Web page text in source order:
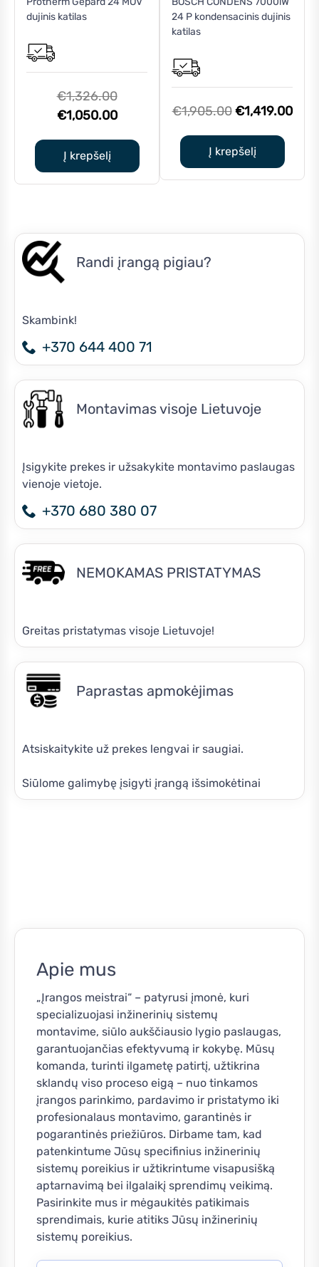
dujinis katilas
€1,326.00Original
price
€1,050.00Current
€1,050.00.
Į krepšelį
24 P kondensacinis dujinis
katilas
€1,905.00 Original
was:
€1,905.00.
€1,419.00
Į krepšelį
Randi įrangą pigiau?
Skambink!
+370 644 400 71
Montavimas visoje Lietuvoje
Įsigykite prekes ir užsakykite montavimo paslaugas
vienoje vietoje.
+370 680 380 07
NEMOKAMAS PRISTATYMAS
Greitas pristatymas visoje Lietuvoje!
Paprastas apmokėjimas
Atsiskaitykite už prekes lengvai ir saugiai.
Siūlome galimybę įsigyti įrangą išsimokėtinai
Apie mus
„Įrangos meistrai“ – patyrusi įmonė, kuri
specializuojasi inžinerinių sistemų
montavime, siūlo aukščiausio lygio paslaugas,
garantuojančias efektyvumą ir kokybę. Mūsų
komanda, turinti ilgametę patirtį, užtikrina
sklandų viso proceso eigą – nuo tinkamos
įrangos parinkimo, pardavimo ir pristatymo iki
profesionalaus montavimo, garantinės ir
pogarantinės priežiūros. Dirbame tam, kad
patenkintume Jūsų specifinius inžinerinių
sistemų poreikius ir užtikrintume visapusišką
aptarnavimą bei ilgalaikį sprendimų veikimą.
Pasirinkite mus ir mėgaukitės patikimais
sprendimais, kurie atitiks Jūsų inžinerinių
sistemų poreikius.